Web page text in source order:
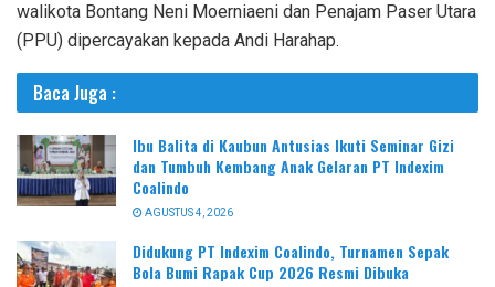
walikota Bontang Neni Moerniaeni dan Penajam Paser Utara
(PPU) dipercayakan kepada Andi Harahap.
Baca Juga :
Ibu Balita di Kaubun Antusias Ikuti Seminar Gizi
dan Tumbuh Kembang Anak Gelaran PT Indexim
Coalindo
AGUSTUS 4, 2026
Didukung PT Indexim Coalindo, Turnamen Sepak
Bola Bumi Rapak Cup 2026 Resmi Dibuka